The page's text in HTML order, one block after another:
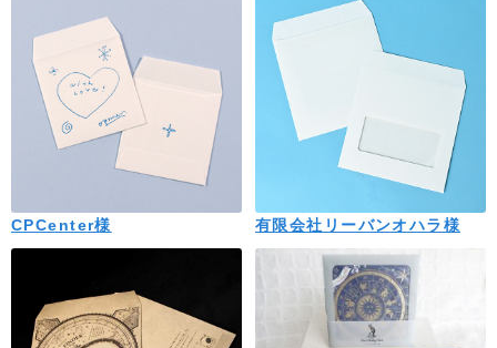
CPCenter様 有限会社リーバンオハラ様